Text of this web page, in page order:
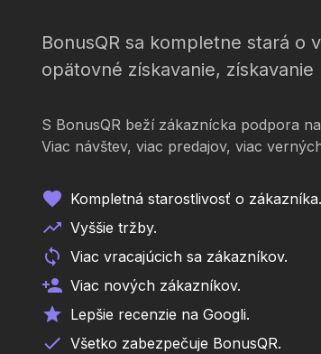
BonusQR sa kompletne stará o
opätovné získavanie,
S BonusQR beží zákaznícka podpora
Viac návštev, viac predajov, viac
Kompletná starostlivosť o zákazníka.
Vyššie tržby.
Viac vracajúcich sa zákazníkov.
Viac nových zákazníkov.
Lepšie recenzie na Googli.
Všetko zabezpečuje BonusQR.